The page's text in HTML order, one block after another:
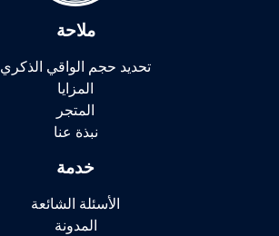
ملاحة
تحديد حجم الواقي الذكري
المزايا
المتجر
نبذة عنا
خدمة
الأسئلة الشائعة
المدونة